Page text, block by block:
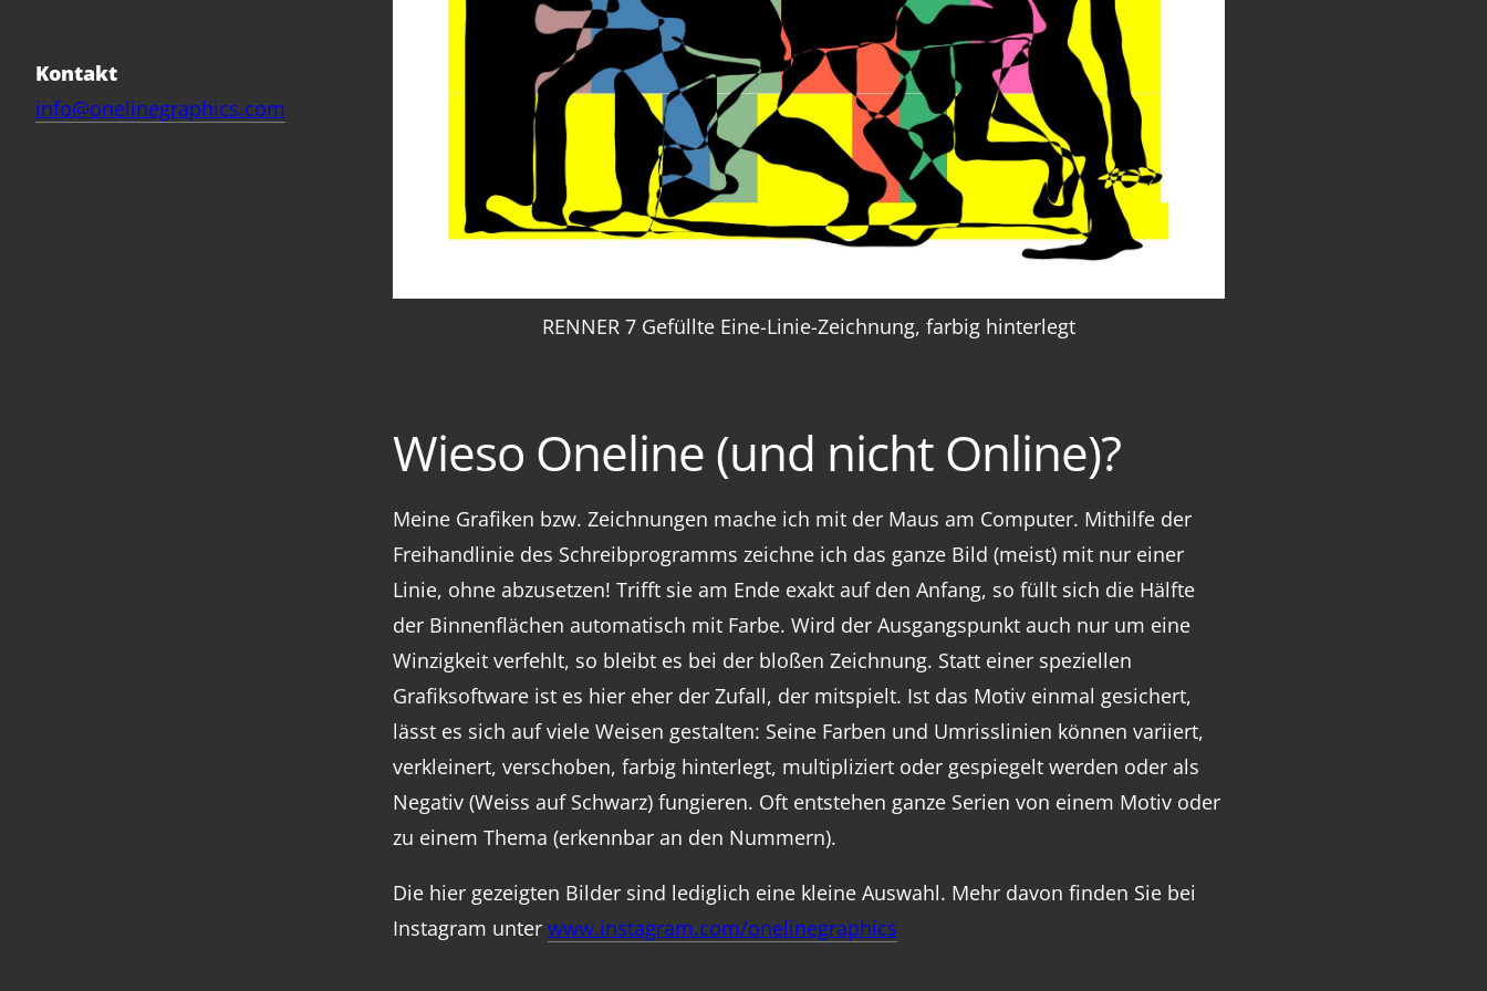
Kontakt
info@onelinegraphics.com
RENNER 7 Gefüllte Eine-Linie-Zeichnung, farbig hinterlegt
Wieso Oneline (und nicht Online)?
Meine Grafiken bzw. Zeichnungen mache ich mit der Maus am Computer. Mithilfe der
Freihandlinie des Schreibprogramms zeichne ich das ganze Bild (meist) mit nur einer
Linie, ohne abzusetzen! Trifft sie am Ende exakt auf den Anfang, so füllt sich die Hälfte
der Binnenflächen automatisch mit Farbe. Wird der Ausgangspunkt auch nur um eine
Winzigkeit verfehlt, so bleibt es bei der bloßen Zeichnung. Statt einer speziellen
Grafiksoftware ist es hier eher der Zufall, der mitspielt. Ist das Motiv einmal gesichert,
lässt es sich auf viele Weisen gestalten: Seine Farben und Umrisslinien können variiert,
verkleinert, verschoben, farbig hinterlegt, multipliziert oder gespiegelt werden oder als
Negativ (Weiss auf Schwarz) fungieren. Oft entstehen ganze Serien von einem Motiv oder
zu einem Thema (erkennbar an den Nummern).
Die hier gezeigten Bilder sind lediglich eine kleine Auswahl. Mehr davon finden Sie bei
Instagram unter www.instagram.com/onelinegraphics